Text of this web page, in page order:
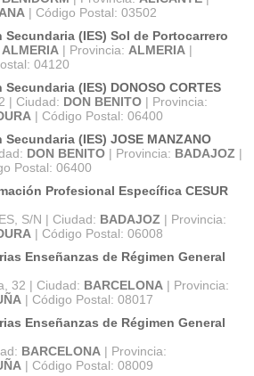
| Código Postal: 03502
(IES) Sol de Portocarrero
ALMERIA | Provincia: ALMERIA |
04120
(IES) DONOSO CORTES
| Ciudad: DON BENITO | Provincia:
| Código Postal: 06400
(IES) JOSE MANZANO
DON BENITO | Provincia: BADAJOZ |
Postal: 06400
Profesional Específica CESUR
S/N | Ciudad: BADAJOZ | Provincia:
| Código Postal: 06008
Enseñanzas de Régimen General
32 | Ciudad: BARCELONA | Provincia:
| Código Postal: 08017
Enseñanzas de Régimen General
BARCELONA | Provincia:
| Código Postal: 08009